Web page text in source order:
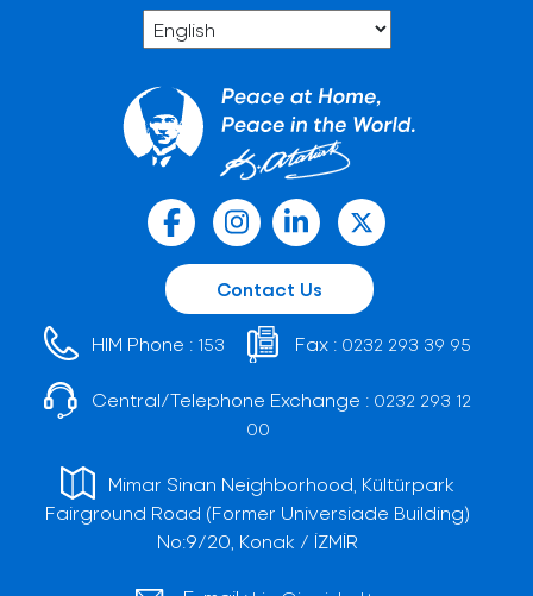
Contact Us
HIM Phone : 153 Fax : 0232 293 39 95
Central/Telephone Exchange : 0232 293 12
00
Mimar Sinan Neighborhood, Kültürpark
Fairground Road (Former Universiade Building)
No:9/20, Konak / İZMİR